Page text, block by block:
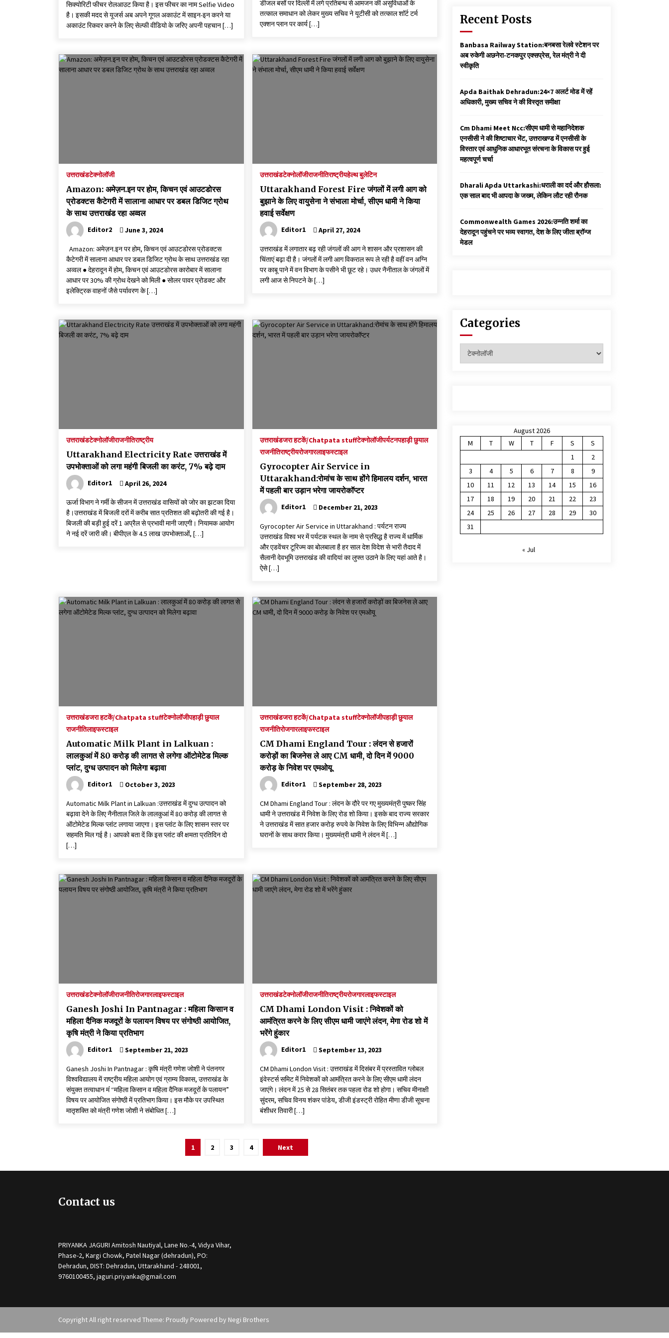
सिक्योरिटी फीचर रोलआउट किया है। इस फीचर का नाम Selfie Video
है। इसकी मदद से यूजर्स अब अपने गूगल अकाउंट में साइन-इन करने या
अकाउंट रिकवर करने के लिए सेल्फी वीडियो के जरिए अपनी पहचान […]
डीजल बसों पर दिल्ली में लगे प्रतिबन्ध से आमजन की असुविधाओं के
तत्काल समाधान को लेकर मुख्य सचिव ने यूटीसी को तत्काल शाॅर्ट टर्म
एक्शन प्लान पर कार्य […]
उत्तराखंडटेक्नोलॉजी
Amazon: अमेज़न.इन पर होम, किचन एवं आउटडोरस
प्रोडक्टस कैटेगरी में सालाना आधार पर डबल डिजिट ग्रोथ
के साथ उत्तराखंड रहा अव्वल
Editor2 June 3, 2024
Amazon: अमेज़न.इन पर होम, किचन एवं आउटडोरस प्रोडक्टस
कैटेगरी में सालाना आधार पर डबल डिजिट ग्रोथ के साथ उत्तराखंड रहा
अव्वल ● देहरादून में होम, किचन एवं आउटडोरस कारोबार में सालाना
आधार पर 30% की ग्रोथ देखने को मिली ● सोलर पावर प्रोडक्ट और
इलेक्ट्रिक वाहनों जैसे पर्यावरण के […]
उत्तराखंडटेक्नोलॉजीराजनीतिराष्ट्रीयहेल्थ बुलेटिन
Uttarakhand Forest Fire जंगलों में लगी आग को
बुझाने के लिए वायुसेना ने संभाला मोर्चा, सीएम धामी ने किया
हवाई सर्वेक्षण
Editor1 April 27, 2024
उत्तराखंड में लगातार बढ़ रही जंगलों की आग ने शासन और प्रशासन की
चिंताएं बढ़ा दी है। जंगलों में लगी आग विकराल रूप ले रही है वहीं वन अग्नि
पर काबू पाने में वन विभाग के पसीने भी छूट रहे। उधर नैनीताल के जंगलों में
लगी आज से निपटने के […]
उत्तराखंडटेक्नोलॉजीराजनीतिराष्ट्रीय
Uttarakhand Electricity Rate उत्तराखंड में
उपभोक्ताओं को लगा महंगी बिजली का करंट, 7% बढ़े दाम
Editor1 April 26, 2024
ऊर्जा विभाग ने गर्मी के सीजन में उत्तराखंड वासियों को जोर का झटका दिया
है।उत्तराखंड में बिजली दरों में करीब सात प्रतिशत की बढ़ोतरी की गई है।
बिजली की बड़ी हुई दरें 1 अप्रैल से प्रभावी मानी जाएगी। नियामक आयोग
ने नई दरें जारी की। बीपीएल के 4.5 लाख उपभोक्ताओं, […]
उत्तराखंडजरा हटकें/Chatpata stuffटेक्नोलॉजीपर्यटनपहाड़ी छुयाल
राजनीतिराष्ट्रीयरोजगारलाइफस्टाइल
Gyrocopter Air Service in
Uttarakhand:रोमांच के साथ होंगे हिमालय दर्शन, भारत
में पहली बार उड़ान भरेगा जायरोकॉप्टर
Editor1 December 21, 2023
Gyrocopter Air Service in Uttarakhand : पर्यटन राज्य
उत्तराखंड विश्व भर में पर्यटक स्थल के नाम से प्रसिद्ध है राज्य में धार्मिक
और एडवेंचर टूरिज्म का बोलबाला है हर साल देश विदेश से भारी तैदाद में
सैलानी देवभूमि उत्तराखंड की वादियां का लुफ्त उठाने के लिए यहां आते है।
ऐसे […]
उत्तराखंडजरा हटकें/Chatpata stuffटेक्नोलॉजीपहाड़ी छुयाल
राजनीतिलाइफस्टाइल
Automatic Milk Plant in Lalkuan :
लालकुआं में 80 करोड़ की लागत से लगेगा ऑटोमेटेड मिल्क
प्लांट, दुग्ध उत्पादन को मिलेगा बढ़ावा
Editor1 October 3, 2023
Automatic Milk Plant in Lalkuan :उत्तराखंड में दुग्ध उत्पादन को
बढ़ावा देने के लिए नैनीताल जिले के लालकुआं में 80 करोड़ की लागत से
ऑटोमेटेड मिल्क प्लांट लगाया जाएगा। इस प्लांट के लिए शासन स्तर पर
सहमति मिल गई है। आपको बता दें कि इस प्लांट की क्षमता प्रतिदिन दो
[…]
उत्तराखंडजरा हटकें/Chatpata stuffटेक्नोलॉजीपहाड़ी छुयाल
राजनीतिरोजगारलाइफस्टाइल
CM Dhami England Tour : लंदन से हजारों
करोड़ों का बिजनेस ले आए CM धामी, दो दिन में 9000
करोड़ के निवेश पर एमओयू
Editor1 September 28, 2023
CM Dhami England Tour : लंदन के दौरे पर गए मुख्यमंत्री पुष्कर सिंह
धामी ने उत्तराखंड में निवेश के लिए रोड शो किया। इसके बाद राज्य सरकार
ने उत्तराखंड में सात हजार करोड़ रुपये के निवेश के लिए विभिन्न औद्योगिक
घरानों के साथ करार किया। मुख्यमंत्री धामी ने लंदन में […]
उत्तराखंडटेक्नोलॉजीराजनीतिरोजगारलाइफस्टाइल
Ganesh Joshi In Pantnagar : महिला किसान व
महिला दैनिक मजदूरों के पलायन विषय पर संगोष्ठी आयोजित,
कृषि मंत्री ने किया प्रतिभाग
Editor1 September 21, 2023
Ganesh Joshi In Pantnagar : कृषि मंत्री गणेश जोशी ने पंतनगर
विश्वविद्यालय में राष्ट्रीय महिला आयोग एवं ग्राम्य विकास, उत्तराखंड के
संयुक्त तत्वाधान मंं “महिला किसान व महिला दैनिक मजदूरों के पलायन”
विषय पर आयोजित संगोष्ठी में प्रतिभाग किया। इस मौके पर उपस्थित
मातृशक्ति को मंत्री गणेश जोशी ने संबोधित […]
उत्तराखंडटेक्नोलॉजीराजनीतिराष्ट्रीयरोजगारलाइफस्टाइल
CM Dhami London Visit : निवेशकों को
आमंत्रित करने के लिए सीएम धामी जाएंगे लंदन, मेगा रोड शो में
भरेंगे हुंकार
Editor1 September 13, 2023
CM Dhami London Visit : उत्तराखंड में दिसंबर में प्रस्तावित ग्लोबल
इंवेस्टर्स समिट में निवेशकों को आमंत्रित करने के लिए सीएम धामी लंदन
जाएंगे। लंदन में 25 से 28 सितंबर तक पहला रोड शो होगा। सचिव मीनाक्षी
सुंदरम, सचिव विनय शंकर पांडेय, डीजी इंडस्ट्री रोहित मीणा डीजी सूचना
बंशीधर तिवारी […]
1 2 3 4 Next
Recent Posts
Banbasa Railway Station:बनबसा रेलवे स्टेशन पर
अब रुकेगी अछनेरा-टनकपुर एक्सप्रेस, रेल मंत्री ने दी
स्वीकृति
Apda Baithak Dehradun:24×7 अलर्ट मोड में रहें
अधिकारी, मुख्य सचिव ने की विस्तृत समीक्षा
Cm Dhami Meet Ncc:सीएम धामी से महानिदेशक
एनसीसी ने की शिष्टाचार भेंट, उत्तराखण्ड में एनसीसी के
विस्तार एवं आधुनिक आधारभूत संरचना के विकास पर हुई
महत्वपूर्ण चर्चा
Dharali Apda Uttarkashi:धराली का दर्द और हौसला:
एक साल बाद भी आपदा के जख्म, लेकिन लौट रही रौनक
Commonwealth Games 2026:उन्नति शर्मा का
देहरादून पहुंचने पर भव्य स्वागत, देश के लिए जीता ब्रॉन्ज
मेडल
Categories
Categories
August 2026
M
T W T F S
S
1
2
3
4 5 6 7 8
9
10
11 12 13 14 15
16
17
18 19 20 21 22
23
24
25 26 27 28 29
30
31
« Jul
Contact us
PRIYANKA JAGURI Amitosh Nautiyal, Lane No.-4, Vidya Vihar,
Phase-2, Kargi Chowk, Patel Nagar (dehradun), PO:
Dehradun, DIST: Dehradun, Uttarakhand - 248001,
9760100455, jaguri.priyanka@gmail.com
Copyright All right reserved Theme: Proudly Powered by Negi Brothers